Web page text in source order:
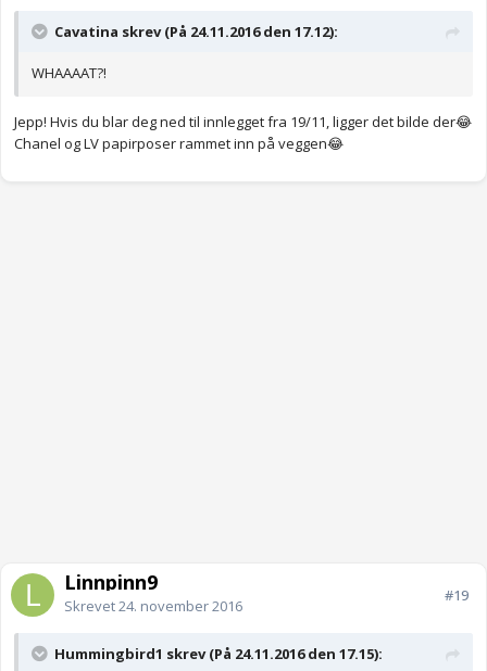
Cavatina skrev (På 24.11.2016 den 17.12):
WHAAAAT?!
Jepp! Hvis du blar deg ned til innlegget fra 19/11, ligger det bilde der😂
Chanel og LV papirposer rammet inn på veggen😂
Linnpinn9
Skrevet24. november 2016
#19
Hummingbird1 skrev (På 24.11.2016 den 17.15):